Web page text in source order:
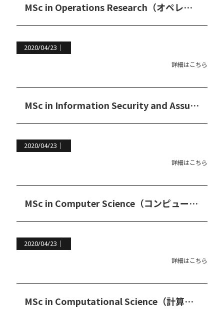
MSc in Operations Research（オペレーションリサーチ修士コース）
2020/04/23｜
詳細はこちら
MSc in Information Security and Assurance（情報セキュリティ＆情報保証修士コース）
2020/04/23｜
詳細はこちら
MSc in Computer Science（コンピュータ科学修士コース）
2020/04/23｜
詳細はこちら
MSc in Computational Science（計算科学修士コース）